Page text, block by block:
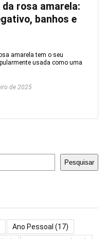
rosa amarela:
banhos e
amarela tem o seu
usada como uma
de 2025
Pesquisar
Ano Pessoal (17)